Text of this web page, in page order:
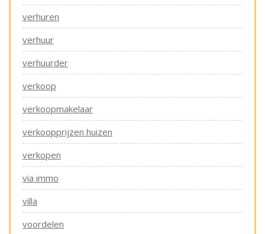
verhuren
verhuur
verhuurder
verkoop
verkoopmakelaar
verkoopprijzen huizen
verkopen
via immo
villa
voordelen